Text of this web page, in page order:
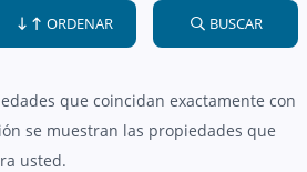
ORDENAR BUSCAR
que coincidan exactamente con
se muestran las propiedades que
usted.